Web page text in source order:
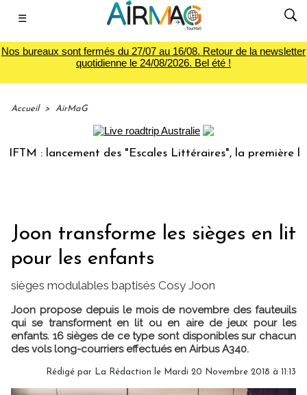
☰
Nos bureaux sont fermés du 27/07 au 16/08. Retour de la newsletter
quotidienne le 24/08/2026. Bel été !
Accueil > AirMaG
: lancement des "Escales Littéraires", la première
Joon transforme les sièges en lit
pour les enfants
sièges modulables baptisés Cosy Joon
Joon propose depuis le mois de novembre des fauteuils
qui se transforment en lit ou en aire de jeux pour les
enfants. 16 sièges de ce type sont disponibles sur chacun
des vols long-courriers effectués en Airbus A340.
Rédigé par La Rédaction le Mardi 20 Novembre 2018 à 11:13